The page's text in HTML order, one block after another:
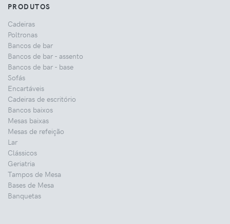
PRODUTOS
Cadeiras
Poltronas
Bancos de bar
Bancos de bar - assento
Bancos de bar - base
Sofás
Encartáveis
Cadeiras de escritório
Bancos baixos
Mesas baixas
Mesas de refeição
Lar
Clássicos
Geriatria
Tampos de Mesa
Bases de Mesa
Banquetas